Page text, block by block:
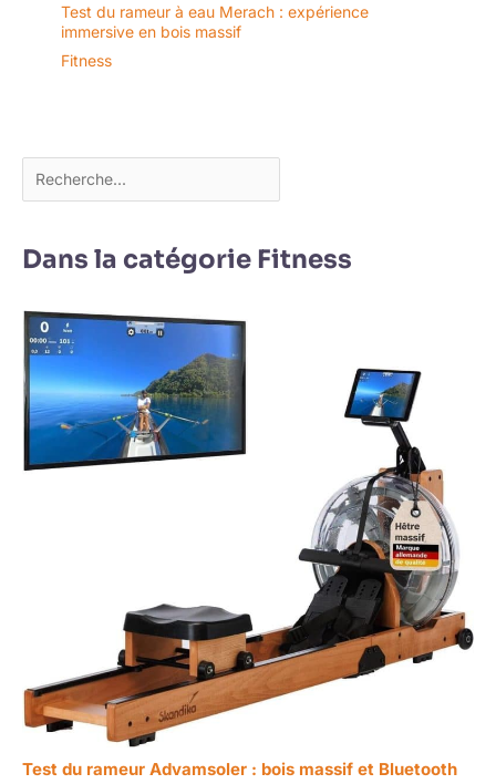
Test du rameur à eau Merach : expérience
immersive en bois massif
Fitness
Dans la catégorie Fitness
Test du rameur Advamsoler : bois massif et Bluetooth